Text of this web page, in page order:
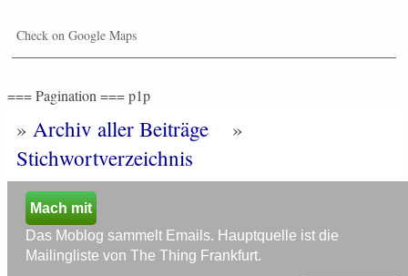
Check on Google Maps
=== Pagination === p1p
» Archiv aller Beiträge
»
Stichwortverzeichnis
Mach mit
Das Moblog sammelt Emails. Hauptquelle ist die
Mailingliste von The Thing Frankfurt.